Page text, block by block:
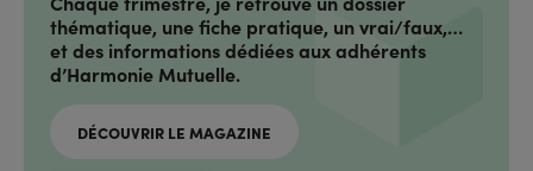
thématique, une fiche pratique, un vrai/faux,…
et des informations dédiées aux adhérents
d’Harmonie Mutuelle.
DÉCOUVRIR LE MAGAZINE